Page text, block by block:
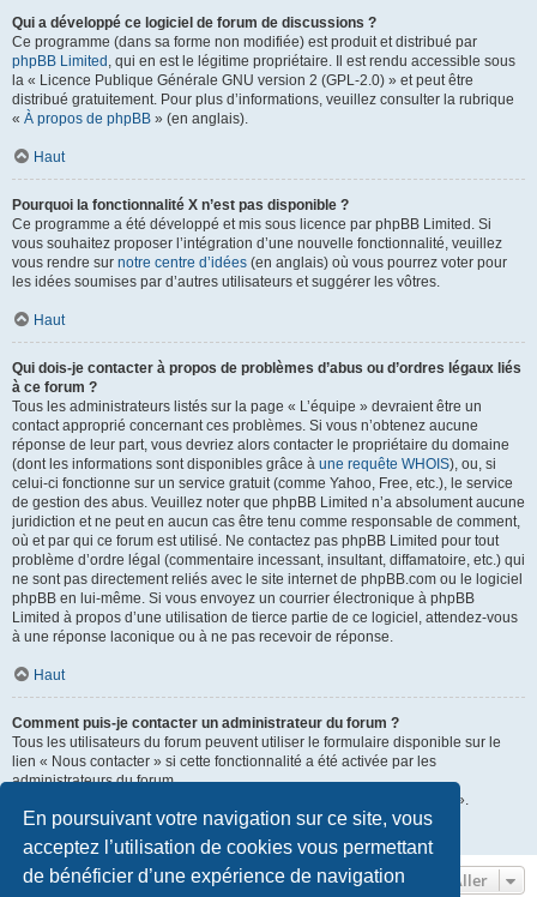
En poursuivant votre navigation sur ce site, vous
acceptez l’utilisation de cookies vous permettant
de bénéficier d’une expérience de navigation
Qui a développé ce logiciel de forum de discussions ?
Ce programme (dans sa forme non modifiée) est produit et distribué par
phpBB Limited , qui en est le légitime propriétaire. Il est rendu accessible sous
la « Licence Publique Générale GNU version 2 (GPL-2.0) » et peut être
distribué gratuitement. Pour plus d’informations, veuillez consulter la rubrique
« À propos de phpBB » (en anglais).
Haut
Pourquoi la fonctionnalité X n’est pas disponible ?
Ce programme a été développé et mis sous licence par phpBB Limited. Si
vous souhaitez proposer l’intégration d’une nouvelle fonctionnalité, veuillez
vous rendre sur notre centre d’idées (en anglais) où vous pourrez voter pour
les idées soumises par d’autres utilisateurs et suggérer les vôtres.
Haut
Qui dois-je contacter à propos de problèmes d’abus ou d’ordres légaux liés
à ce forum ?
Tous les administrateurs listés sur la page « L’équipe » devraient être un
contact approprié concernant ces problèmes. Si vous n’obtenez aucune
réponse de leur part, vous devriez alors contacter le propriétaire du domaine
(dont les informations sont disponibles grâce à une requête WHOIS), ou, si
celui-ci fonctionne sur un service gratuit (comme Yahoo, Free, etc.), le service
de gestion des abus. Veuillez noter que phpBB Limited n’a absolument aucune
juridiction et ne peut en aucun cas être tenu comme responsable de comment,
où et par qui ce forum est utilisé. Ne contactez pas phpBB Limited pour tout
problème d’ordre légal (commentaire incessant, insultant, diffamatoire, etc.) qui
ne sont pas directement reliés avec le site internet de phpBB.com ou le logiciel
phpBB en lui-même. Si vous envoyez un courrier électronique à phpBB
Limited à propos d’une utilisation de tierce partie de ce logiciel, attendez-vous
à une réponse laconique ou à ne pas recevoir de réponse.
Haut
Comment puis-je contacter un administrateur du forum ?
Tous les utilisateurs du forum peuvent utiliser le formulaire disponible sur le
lien « Nous contacter » si cette fonctionnalité a été activée par les
administrateurs du forum.
Les membres du forum peuvent également utiliser le lien « L’équipe ».
Aller